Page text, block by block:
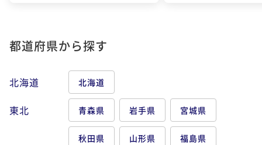
都道府県から探す
北海道 北海道
東北 青森県 岩手県 宮城県
秋田県 山形県 福島県